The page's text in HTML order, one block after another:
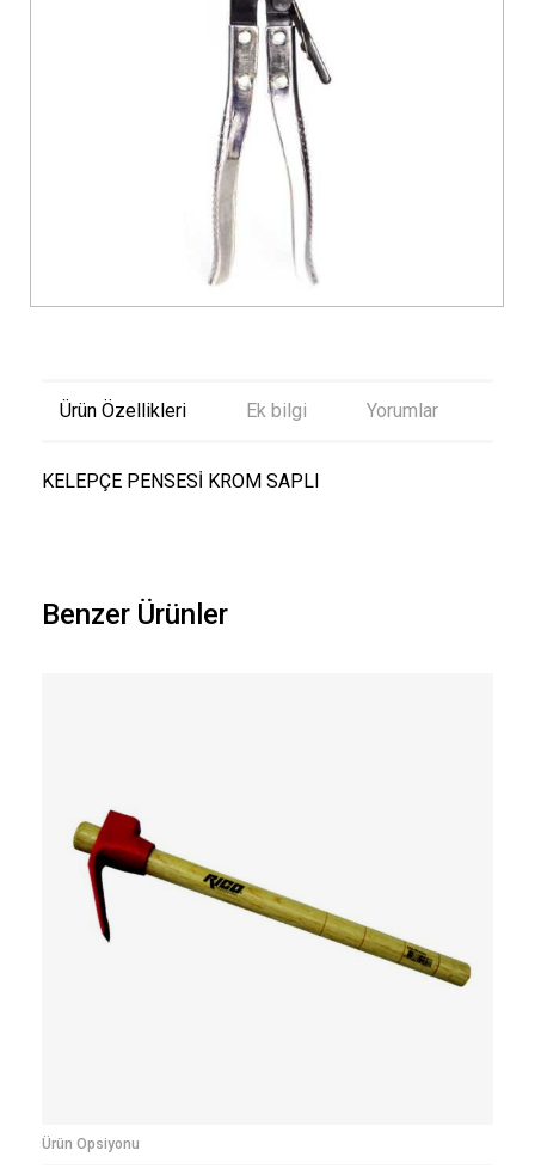
Ürün Özellikleri Ek bilgi Yorumlar
KELEPÇE PENSESİ KROM SAPLI
Benzer Ürünler
Ürün Opsiyonu